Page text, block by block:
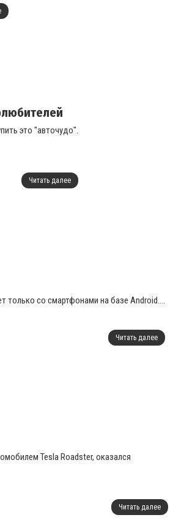
это "авточудо".
Читать далее
только со смартфонами на базе Android....
Читать далее
Tesla Roadster, оказался
Читать далее